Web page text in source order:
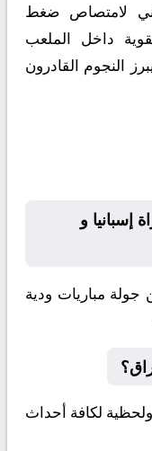
لامتصاص ضغط
داخل الملعب
النجوم القادرون
إسبانيا و
مباريات ودية
لكافة أحداث